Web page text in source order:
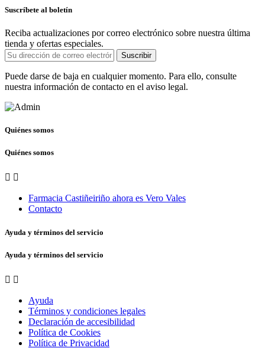
Suscríbete al boletín
Reciba actualizaciones por correo electrónico sobre nuestra última
tienda y ofertas especiales.
Suscribir
Puede darse de baja en cualquier momento. Para ello, consulte
nuestra información de contacto en el aviso legal.
Quiénes somos
Quiénes somos
 
Farmacia Castiñeiriño ahora es Vero Vales
Contacto
Ayuda y términos del servicio
Ayuda y términos del servicio
 
Ayuda
Términos y condiciones legales
Declaración de accesibilidad
Política de Cookies
Política de Privacidad